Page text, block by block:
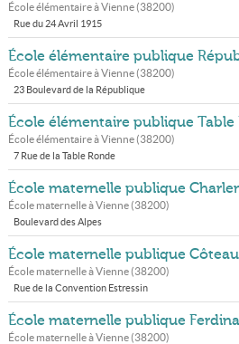
École élémentaire àVienne(38200)
Rue du 24 Avril 1915
École élémentaire publique
École élémentaire àVienne(38200)
23 Boulevard de la République
École élémentaire publique Table
École élémentaire àVienne(38200)
7 Rue de la Table Ronde
École maternelle publique
École maternelle àVienne(38200)
Boulevard des Alpes
École maternelle publique
École maternelle àVienne(38200)
Rue de la Convention Estressin
École maternelle publique
École maternelle àVienne(38200)